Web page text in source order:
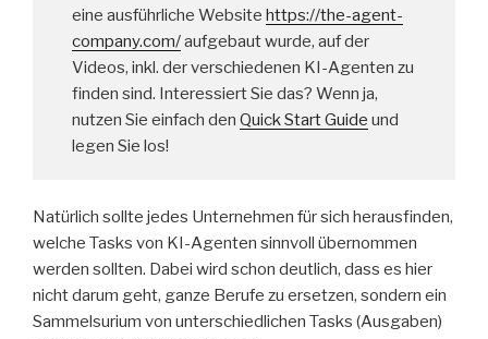
eine ausführliche Website https://the-agent-
company.com/aufgebaut wurde, auf der
Videos, inkl. der verschiedenen KI-Agenten zu
finden sind. Interessiert Sie das? Wenn ja,
nutzen Sie einfach den Quick Start Guide und
legen Sie los!
Natürlich sollte jedes Unternehmen für sich herausfinden,
welche Tasks von KI-Agenten sinnvoll übernommen
werden sollten. Dabei wird schon deutlich, dass es hier
nicht darum geht, ganze Berufe zu ersetzen, sondern ein
Sammelsurium von unterschiedlichen Tasks (Ausgaben)